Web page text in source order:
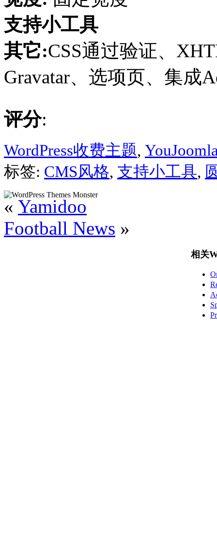
支持小工具
其它:CSS通过验证、
Gravatar、选项页、集成
评分:
WordPress收费主题,
标签: CMS风格, 支持小工具,
« Yamidoo
Football News »
相关